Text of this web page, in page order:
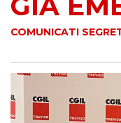
COMUNICATI